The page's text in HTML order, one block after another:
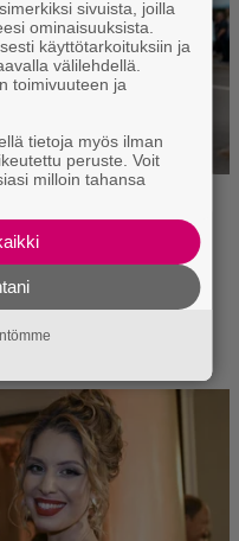
sivuista, joilla
ominaisuuksista.
käyttötarkoituksiin ja
välilehdellä.
toimivuuteen ja
tietoja myös ilman
peruste. Voit
milloin tahansa